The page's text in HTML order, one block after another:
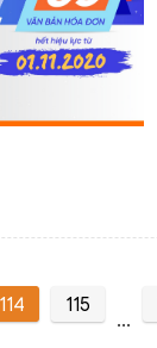
114 115
...